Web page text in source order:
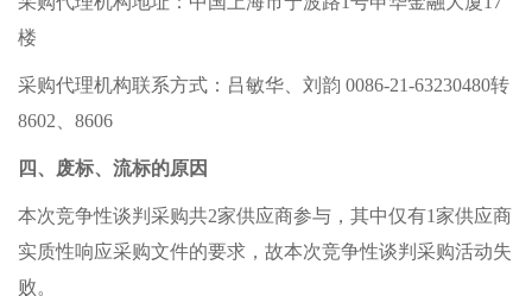
楼
采购代理机构联系方式：吕敏华、刘韵 0086-21-63230480转
8602、8606
四、废标、流标的原因
本次竞争性谈判采购共2家供应商参与，其中仅有1家供应商
实质性响应采购文件的要求，故本次竞争性谈判采购活动失
败。